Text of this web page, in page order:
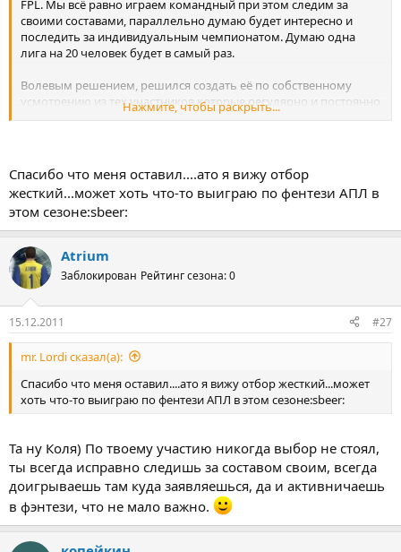
FPL. Мы всё равно играем командный при этом следим за
своими составами, параллельно думаю будет интересно и
последить за индивидуальным чемпионатом. Думаю одна
лига на 20 человек будет в самый раз.
Волевым решением, решился создать её по собственному
усмотрению из тех участников которые регулярно и постоянно
играют на фпс в фэнтези. Места конечно для всех может не
Нажмите, чтобы раскрыть...
Спасибо что меня оставил....ато я вижу отбор
жесткий...может хоть что-то выиграю по фентези АПЛ в
этом сезоне:sbeer:
Atrium
Заблокирован Рейтинг сезона: 0
15.12.2011 #27
mr. Lordi сказал(а):
Спасибо что меня оставил....ато я вижу отбор жесткий...может
хоть что-то выиграю по фентези АПЛ в этом сезоне:sbeer:
Та ну Коля) По твоему участию никогда выбор не стоял,
ты всегда исправно следишь за составом своим, всегда
доигрываешь там куда заявляешься, да и активничаешь
в фэнтези, что не мало важно.